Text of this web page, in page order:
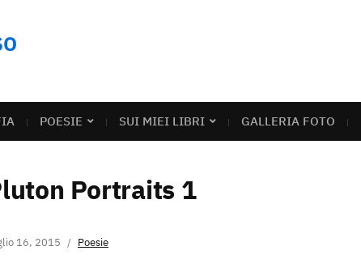
POESIE SUI MIEI LIBRI GALLERIA FOTO
Portraits 1
16, 2015 Poesie